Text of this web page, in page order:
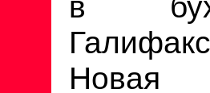
Новая